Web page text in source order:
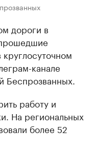
дороги в
канале
Беспрозванных.
работу и
На региональных
более 52